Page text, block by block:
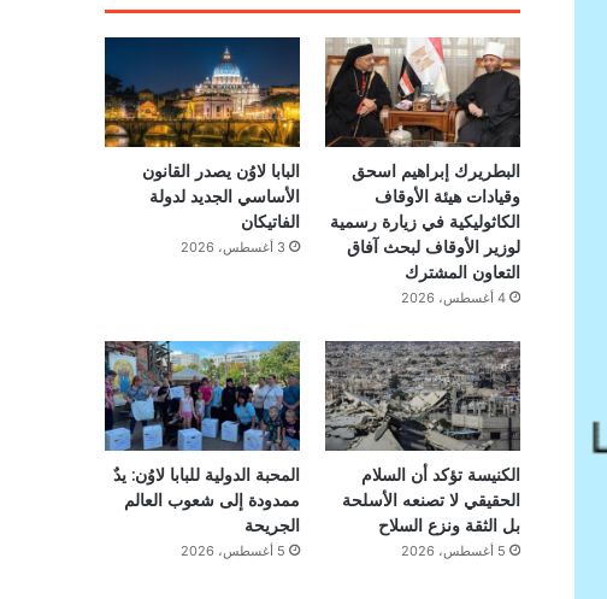
البطريرك إبراهيم اسحق
وقيادات هيئة الأوقاف
الكاثوليكية في زيارة رسمية
لوزير الأوقاف لبحث آفاق
التعاون المشترك
4 أغسطس، 2026
البابا لاوُن يصدر القانون
الأساسي الجديد لدولة
الفاتيكان
3 أغسطس، 2026
الكنيسة تؤكد أن السلام
الحقيقي لا تصنعه الأسلحة
بل الثقة ونزع السلاح
5 أغسطس، 2026
المحبة الدولية للبابا لاوُن: يدٌ
ممدودة إلى شعوب العالم
الجريحة
5 أغسطس، 2026